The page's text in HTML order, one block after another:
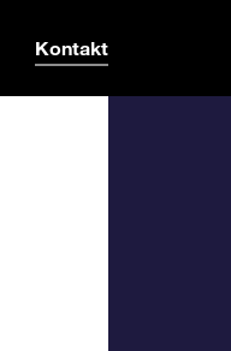
Kontakt